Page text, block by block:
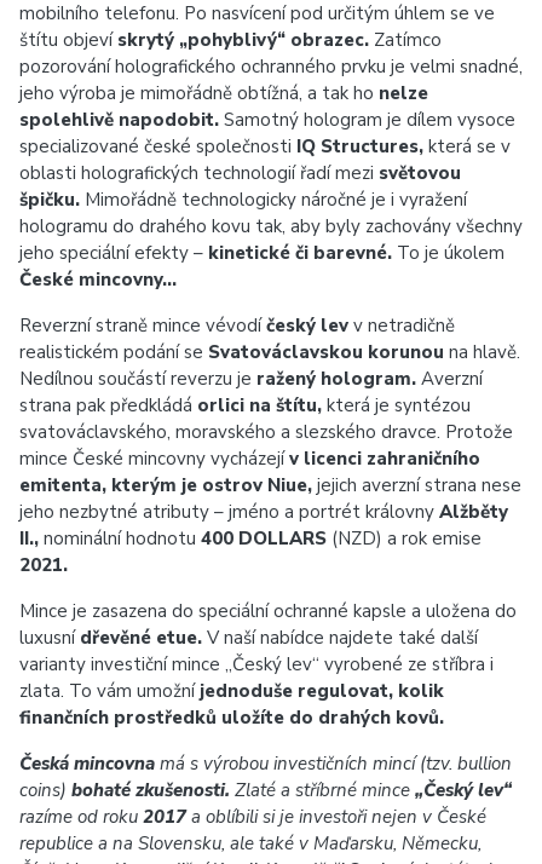
mobilního telefonu. Po nasvícení pod určitým úhlem se ve
štítu objeví skrytý „pohyblivý“ obrazec. Zatímco
pozorování holografického ochranného prvku je velmi snadné,
jeho výroba je mimořádně obtížná, a tak ho nelze
spolehlivě napodobit. Samotný hologram je dílem vysoce
specializované české společnosti IQ Structures, která se v
oblasti holografických technologií řadí mezi světovou
špičku. Mimořádně technologicky náročné je i vyražení
hologramu do drahého kovu tak, aby byly zachovány všechny
jeho speciální efekty – kinetické či barevné. To je úkolem
České mincovny…
Reverzní straně mince vévodíčeský lev v netradičně
realistickém podání se Svatováclavskou korunou na hlavě.
Nedílnou součástí reverzu je ražený hologram. Averzní
strana pak předkládá orlici na štítu, která je syntézou
svatováclavského, moravského a slezského dravce. Protože
mince České mincovny vycházejív licenci zahraničního
emitenta, kterým je ostrov Niue, jejich averzní strana nese
jeho nezbytné atributy – jméno a portrét královny Alžběty
II., nominální hodnotu 400 DOLLARS (NZD) a rok emise
2021.
Mince je zasazena do speciální ochranné kapsle a uložena do
luxusní dřevěné etue. V naší nabídce najdete také další
varianty investiční mince „Český lev“ vyrobené ze stříbra i
zlata. To vám umožní jednoduše regulovat, kolik
finančních prostředků uložíte do drahých kovů.
Česká mincovna má s výrobou investičních mincí (tzv. bullion
coins) bohaté zkušenosti. Zlaté a stříbrné mince „Český lev“
razíme od roku 2017a oblíbili si je investoři nejen v České
republice a na Slovensku, ale také v Maďarsku, Německu,